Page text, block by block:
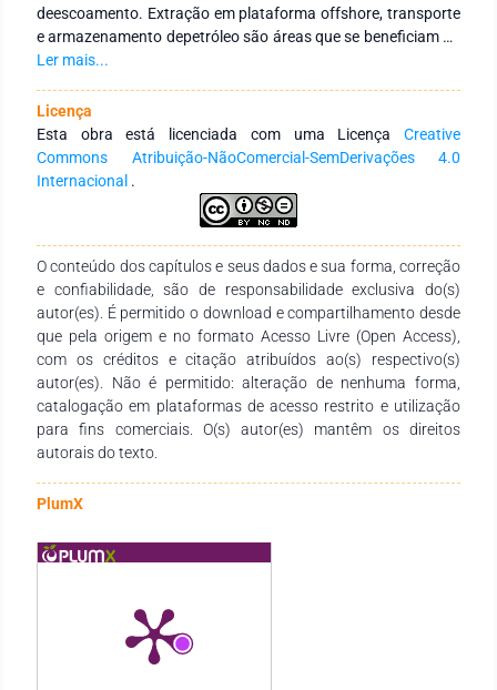
deescoamento. Extração em plataforma offshore, transporte
e armazenamento depetróleo são áreas que se beneficiam do
emprego de técnicas que possam prever ospadrões de
previsões deforma analítica, baseando-se apenas na
modelagem matemática do sistema. Nestecontexto, diversos
trabalhos foram desenvolvidos no sentido de encontrar
outrasformas de fazer a estimação dos regimes ou padrões
de escoamento: uma parte daliteratura abordou esta questão
de forma experimental, propondo modelos
empíricosbaseados principalmente em mapas de fluxo. Outra
parte desenvolveu projetosutilizando técnicas de Inteligência
Artificial, que seriam treinadas a partir de
dadosexperimentais. É no sentido desta última abordagem
que este trabalho foi desenvolvido,especificamente em uma
base de dados de escoamento bifásico água-óleoem
tubulações horizontais. Assim, foram implementadas
inicialmente, Redes NeuraisArtificiais que classificaram um
conjunto de oito padrões de escoamento. De modo avalidar
os resultados obtidos e ter margem para comparação,
também foram adotadasas técnicas: KNN, SVM, K-Means,
Fuzzy C-Means e Random Forest. A análisedos resultados
adequou aeste conjunto de dados, com as condições com
SVMe o Random Forest apresentaram resultados
ligeiramente piores, com 92, 8218% e93, 5644% de acurácia,
respectivamente. Já o KNN teve resultados medianos,
Ler mais...
Licença
Esta obra está licenciada com uma Licença Creative
Commons Atribuição-NãoComercial-SemDerivações 4.0
Internacional .
O conteúdo dos capítulos e seus dados e sua forma, correção
e confiabilidade, são de responsabilidade exclusiva do(s)
autor(es). É permitido o download e compartilhamento desde
que pela origem e no formato Acesso Livre (Open Access),
com os créditos e citação atribuídos ao(s) respectivo(s)
autor(es). Não é permitido: alteração de nenhuma forma,
catalogação em plataformas de acesso restrito e utilização
para fins comerciais. O(s) autor(es) mantêm os direitos
autorais do texto.
PlumX